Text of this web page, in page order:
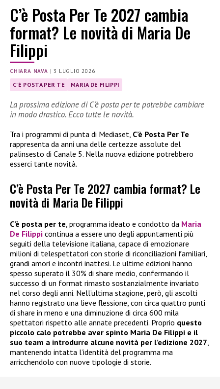
C’è Posta Per Te 2027 cambia
format? Le novità di Maria De
Filippi
CHIARA NAVA |3 LUGLIO 2026
C'È POSTA PER TE MARIA DE FILIPPI
La prossima edizione di C’è posta per te potrebbe cambiare
in modo drastico. Ecco tutte le novità.
Tra i programmi di punta di Mediaset, C’è Posta Per Te
rappresenta da anni una delle certezze assolute del
palinsesto di Canale 5. Nella nuova edizione potrebbero
esserci tante novità.
C’è Posta Per Te 2027 cambia format? Le
novità di Maria De Filippi
C’è posta per te, programma ideato e condotto da Maria
De Filippi continua a essere uno degli appuntamenti più
seguiti della televisione italiana, capace di emozionare
milioni di telespettatori con storie di riconciliazioni familiari,
grandi amori e incontri inattesi. Le ultime edizioni hanno
spesso superato il 30% di share medio, confermando il
successo di un format rimasto sostanzialmente invariato
nel corso degli anni. Nell’ultima stagione, però, gli ascolti
hanno registrato una lieve flessione, con circa quattro punti
di share in meno e una diminuzione di circa 600 mila
spettatori rispetto alle annate precedenti. Proprio questo
piccolo calo potrebbe aver spinto Maria De Filippi e il
suo team a introdurre alcune novità per l’edizione 2027,
mantenendo intatta l’identità del programma ma
arricchendolo con nuove tipologie di storie.